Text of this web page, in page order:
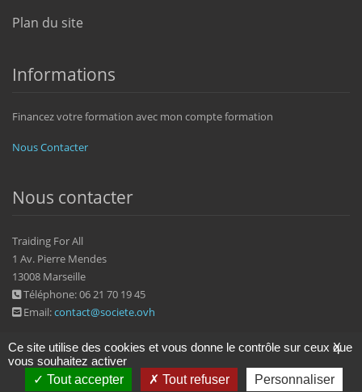
Plan du site
Informations
Financez votre formation avec mon compte formation
Nous Contacter
Nous contacter
Traiding For All
1 Av. Pierre Mendes
13008 Marseille
Téléphone: 06 21 70 19 45
Email:contact@societe.ovh
X
Ce site utilise des cookies et vous donne le contrôle sur ceux que
vous souhaitez activer
Tout accepter
Tout refuser Personnaliser